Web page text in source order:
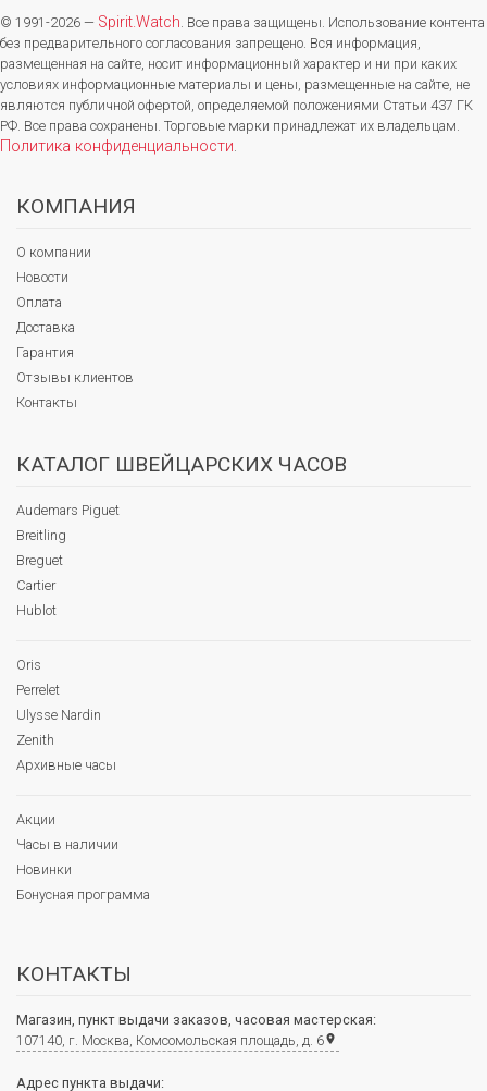
© 1991-2026 — Spirit.Watch. Все права защищены. Использование контента
без предварительного согласования запрещено. Вся информация,
размещенная на сайте, носит информационный характер и ни при каких
условиях информационные материалы и цены, размещенные на сайте, не
являются публичной офертой, определяемой положениями Статьи 437 ГК
РФ. Все права сохранены. Торговые марки принадлежат их владельцам.
Политика конфиденциальности.
КОМПАНИЯ
О компании
Новости
Оплата
Доставка
Гарантия
Отзывы клиентов
Контакты
КАТАЛОГ ШВЕЙЦАРСКИХ ЧАСОВ
Audemars Piguet
Breitling
Breguet
Cartier
Hublot
Oris
Perrelet
Ulysse Nardin
Zenith
Архивные часы
Акции
Часы в наличии
Новинки
Бонусная программа
КОНТАКТЫ
Магазин, пункт выдачи заказов, часовая мастерская:
107140, г. Москва, Комсомольская площадь, д. 6place
Адрес пункта выдачи: